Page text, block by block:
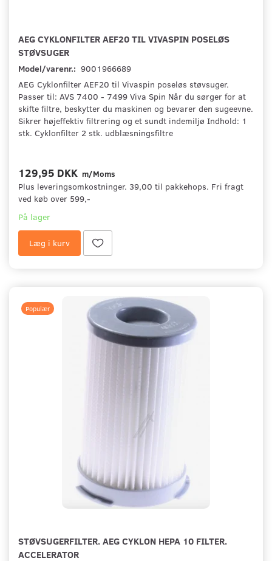
AEG CYKLONFILTER AEF20 TIL VIVASPIN POSELØS
STØVSUGER
Model/varenr.: 9001966689
AEG Cyklonfilter AEF20 til Vivaspin poseløs støvsuger.
Passer til: AVS 7400 - 7499 Viva Spin Når du sørger for at
skifte filtre, beskytter du maskinen og bevarer den sugeevne.
Sikrer højeffektiv filtrering og et sundt indemiljø Indhold: 1
stk. Cyklonfilter 2 stk. udblæsningsfiltre
129,95 DKK m/Moms
Plus leveringsomkostninger. 39,00 til pakkehops. Fri fragt
ved køb over 599,-
På lager
Læg i kurv
Populær
STØVSUGERFILTER. AEG CYKLON HEPA 10 FILTER.
ACCELERATOR